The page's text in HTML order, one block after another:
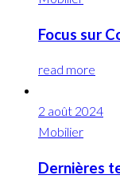
Focus sur
read more
2 août 2024
Mobilier
Dernières